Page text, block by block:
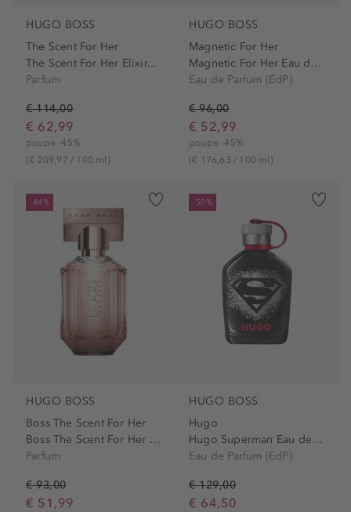
HUGO BOSS
The Scent For Her
The Scent For Her Elixir...
Parfum
€ 114,00
€ 62,99
poupe -45%
(€ 209,97 / 100 ml)
HUGO BOSS
Magnetic For Her
Magnetic For Her Eau de...
Eau de Parfum (EdP)
€ 96,00
€ 52,99
poupe -45%
(€ 176,63 / 100 ml)
-44%
HUGO BOSS
Boss The Scent For Her
Boss The Scent For Her Le...
Parfum
€ 93,00
€ 51,99
-50%
HUGO BOSS
Hugo
Hugo Superman Eau de Parfum...
Eau de Parfum (EdP)
€ 129,00
€ 64,50